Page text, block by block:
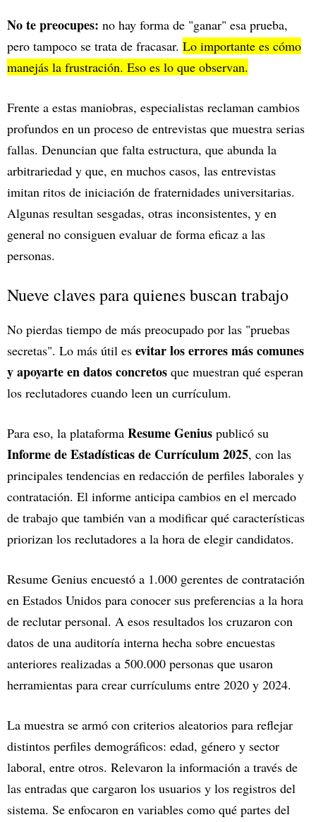
No te preocupes: no hay forma de "ganar" esa prueba,
pero tampoco se trata de fracasar. Lo importante es cómo
manejás la frustración. Eso es lo que observan.
Frente a estas maniobras, especialistas reclaman cambios
profundos en un proceso de entrevistas que muestra serias
fallas. Denuncian que falta estructura, que abunda la
arbitrariedad y que, en muchos casos, las entrevistas
imitan ritos de iniciación de fraternidades universitarias.
Algunas resultan sesgadas, otras inconsistentes, y en
general no consiguen evaluar de forma eficaz a las
personas.
Nueve claves para quienes buscan trabajo
No pierdas tiempo de más preocupado por las "pruebas
secretas". Lo más útil es evitar los errores más comunes
y apoyarte en datos concretos que muestran qué esperan
los reclutadores cuando leen un currículum.
Para eso, la plataforma Resume Genius publicó su
Informe de Estadísticas de Currículum 2025, con las
principales tendencias en redacción de perfiles laborales y
contratación. El informe anticipa cambios en el mercado
de trabajo que también van a modificar qué características
priorizan los reclutadores a la hora de elegir candidatos.
Resume Genius encuestó a 1.000 gerentes de contratación
en Estados Unidos para conocer sus preferencias a la hora
de reclutar personal. A esos resultados los cruzaron con
datos de una auditoría interna hecha sobre encuestas
anteriores realizadas a 500.000 personas que usaron
herramientas para crear currículums entre 2020 y 2024.
La muestra se armó con criterios aleatorios para reflejar
distintos perfiles demográficos: edad, género y sector
laboral, entre otros. Relevaron la información a través de
las entradas que cargaron los usuarios y los registros del
sistema. Se enfocaron en variables como qué partes del